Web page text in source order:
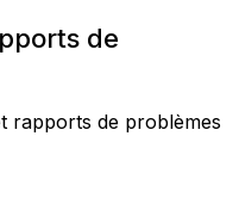
de
rapports de problèmes